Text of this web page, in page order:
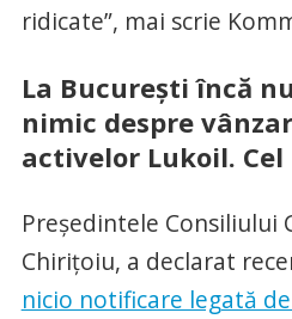
ridicate”, mai scrie
La București încă
nimic despre
activelor Lukoil.
Președintele Consiliului
Chirițoiu, a declarat
nicio notificare legată